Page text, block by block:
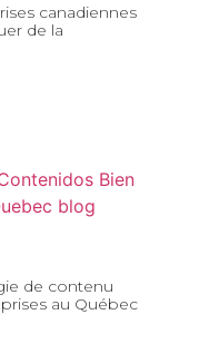
canadiennes
de la
de contenu
au Québec